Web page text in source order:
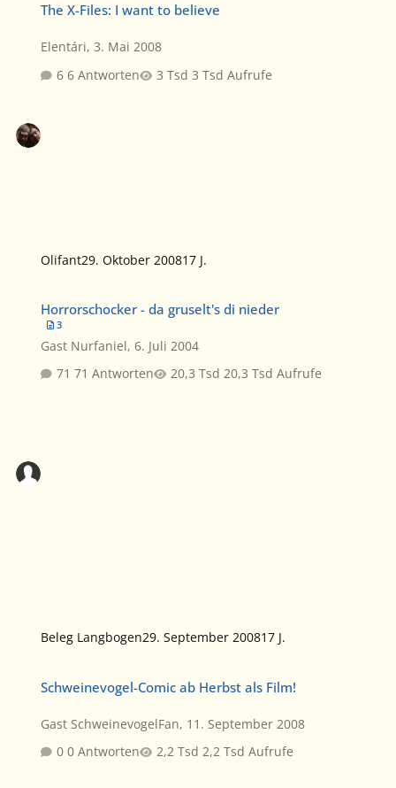
The X-Files: I want to believe
Elentári,3. Mai 2008
6 Antworten
3 Tsd Aufrufe
Olifant29. Oktober 200817 J.
Horrorschocker - da gruselt's di nieder
3
Gast Nurfaniel,6. Juli 2004
71 Antworten
20,3 Tsd Aufrufe
Beleg Langbogen29. September 200817 J.
Schweinevogel-Comic ab Herbst als Film!
Gast SchweinevogelFan, 11. September 2008
0 Antworten
2,2 Tsd Aufrufe